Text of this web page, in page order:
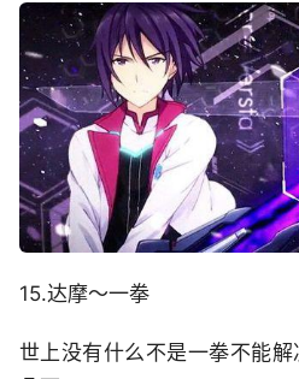
15.达摩～一拳
世上没有什么不是一拳不能